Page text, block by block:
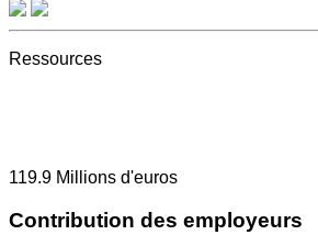
Ressources
119.9 Millions d'euros
Contribution des employeurs